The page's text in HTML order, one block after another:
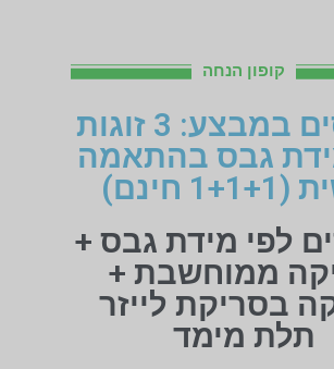
קופון הנחה
מדרסים במבצע: 3 זוגות
גבס בהתאמה
חינם)
לפי מידת גבס +
ממוחשבת +
בסריקת לייזר
תלת מימד